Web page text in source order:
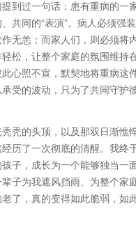
到过一句话：患有重病的一
共同的“表演”。病人必须强
无恙；而家人们，则必须将
松，让整个家庭的氛围维持
心照不宣，默契地将重病这
受的波动，只为了共同守护
秃的头顶，以及那双日渐憔
历了一次彻底的清醒。我终
子，成长为一个能够独当一
子为我遮风挡雨、为整个家
了，真的变得如此脆弱，如